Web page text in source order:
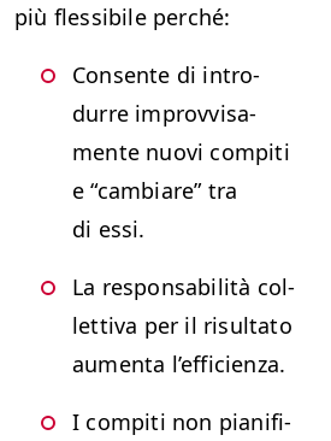
più flessibile perché:
Con­sente di intro­
durre improvvisa­
mente nuovi com­pi­ti
e“cam­biare” tra
di essi.
La respon­s­abil­ità col­
let­ti­va per il risul­ta­to
aumen­ta l’efficienza.
I com­pi­ti non piani­fi­